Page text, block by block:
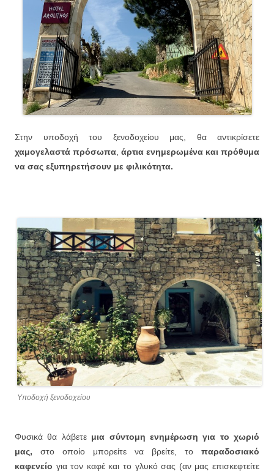
Στην υποδοχή του ξενοδοχείου μας, θα αντικρίσετε
χαμογελαστά πρόσωπα άρτια ενημερωμένα και πρόθυμα
να σας εξυπηρετήσουν με φιλικότητα.
Υποδοχή ξενοδοχείου
Φυσικά θα λάβετε μια σύντομη ενημέρωση για το χωριό
μας, στο οποίο μπορείτε να βρείτε, το παραδοσιακό
καφενείο για τον καφέ και το γλυκό σας (αν μας επισκεφτείτε